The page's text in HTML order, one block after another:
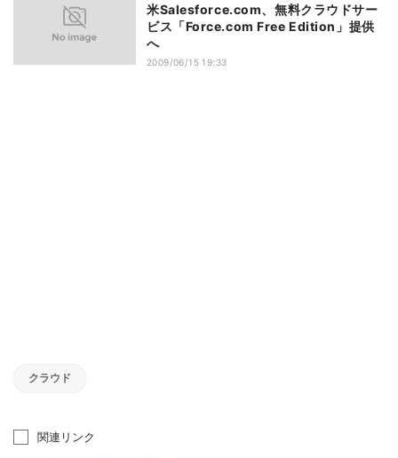
米Salesforce.com、無料クラウドサー
ビス「Force.com Free Edition」提供
へ
2009/06/15 19:33
クラウド
関連リンク